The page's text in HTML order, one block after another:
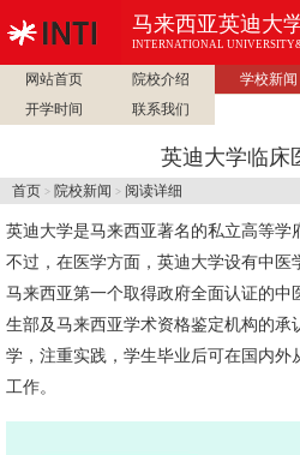
马来西亚英迪大
INTERNATIONAL
网站首页 院校介绍 学校新闻
开学时间
联系我们
英迪大学临床
首页 > 院校新闻 > 阅读详细
英迪大学是马来西亚著名的私立高等学
不过，在医学方面，英迪大学设有中医
马来西亚第一个取得政府全面认证的中
生部及马来西亚学术资格鉴定机构的承
学，注重实践，学生毕业后可在国内外
工作。